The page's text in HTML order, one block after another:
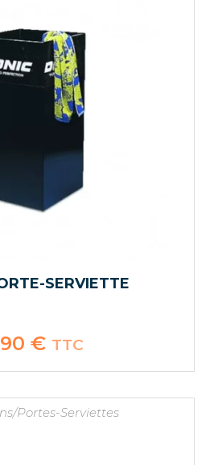
SERVIETTE
€ TTC
Portes-Serviettes